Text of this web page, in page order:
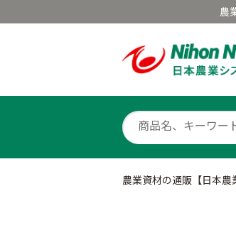
農
農業資材の通販【日本農